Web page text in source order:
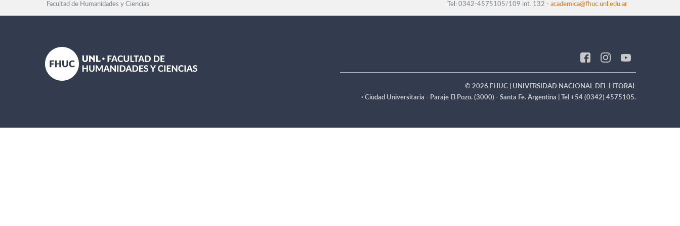
Facultad de Humanidades y Ciencias
Tel: 0342-4575105/109 int. 132 -academica@fhuc.unl.edu.ar
© 2026 FHUC | UNIVERSIDAD NACIONAL DEL LITORAL
· Ciudad Universitaria - Paraje El Pozo. (3000) - Santa Fe. Argentina | Tel +54 (0342) 4575105.